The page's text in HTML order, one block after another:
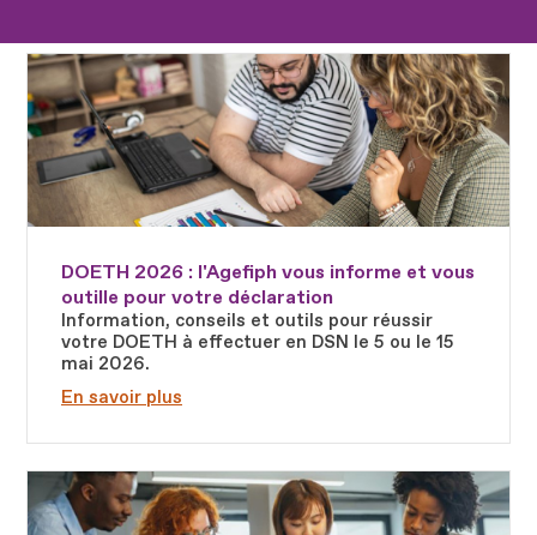
DOETH 2026 : l'Agefiph vous informe et vous
outille pour votre déclaration
Information, conseils et outils pour réussir
votre DOETH à effectuer en DSN le 5 ou le 15
mai 2026.
En savoir plus
Fichier
Fichier